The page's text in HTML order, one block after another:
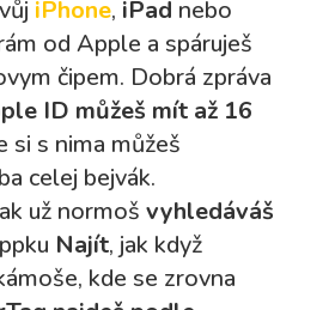
iPhone, iPad nebo
od Apple a spáruješ
čipem. Dobrá zpráva
ID můžeš mít až 16
si s nima můžeš
celej bejvák.
už normoš vyhledáváš
Najít, jak když
kde se zrovna